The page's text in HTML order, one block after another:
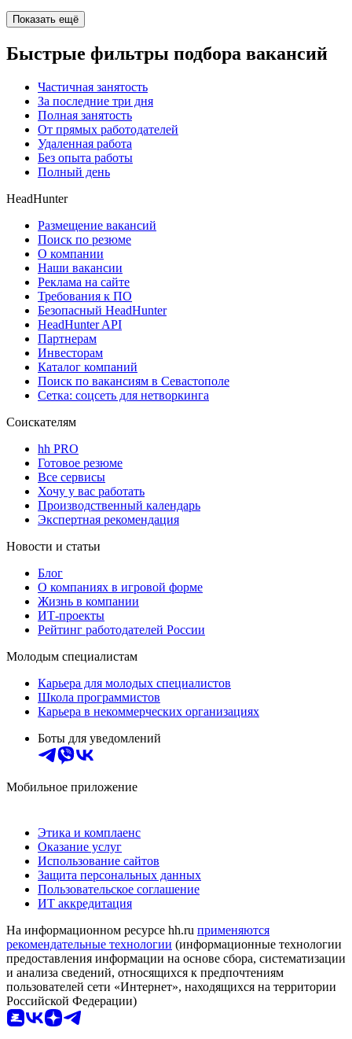
Показать ещё
Быстрые фильтры подбора вакансий
Частичная занятость
За последние три дня
Полная занятость
От прямых работодателей
Удаленная работа
Без опыта работы
Полный день
HeadHunter
Размещение вакансий
Поиск по резюме
О компании
Наши вакансии
Реклама на сайте
Требования к ПО
Безопасный HeadHunter
HeadHunter API
Партнерам
Инвесторам
Каталог компаний
Поиск по вакансиям в Севастополе
Сетка: соцсеть для нетворкинга
Соискателям
hh PRO
Готовое резюме
Все сервисы
Хочу у вас работать
Производственный календарь
Экспертная рекомендация
Новости и статьи
Блог
О компаниях в игровой форме
Жизнь в компании
ИТ-проекты
Рейтинг работодателей России
Молодым специалистам
Карьера для молодых специалистов
Школа программистов
Карьера в некоммерческих организациях
Боты для уведомлений
Мобильное приложение
Этика и комплаенс
Оказание услуг
Использование сайтов
Защита персональных данных
Пользовательское соглашение
ИТ аккредитация
На информационном ресурсе hh.ru применяются
рекомендательные технологии (информационные технологии
предоставления информации на основе сбора, систематизации
и анализа сведений, относящихся к предпочтениям
пользователей сети «Интернет», находящихся на территории
Российской Федерации)